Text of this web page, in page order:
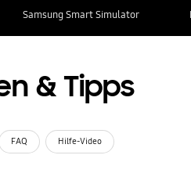
Samsung Smart Simulator
& Tipps
FAQ Hilfe-Video